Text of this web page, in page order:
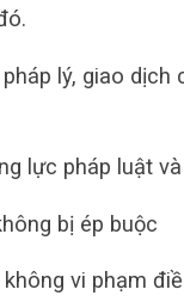
lý, giao
lực pháp luật
bị ép buộc
vi phạm